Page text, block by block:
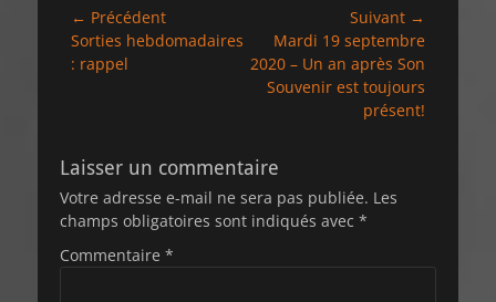
Navigation
de
l’article
← Précédent
Article
précédent :
Sorties hebdomadaires
: rappel
Suivant →
Article
suivant :
Mardi 19 septembre
2020 – Un an après Son
Souvenir est toujours
présent!
Laisser un commentaire
Votre adresse e-mail ne sera pas publiée. Les
champs obligatoires sont indiqués avec *
Commentaire *